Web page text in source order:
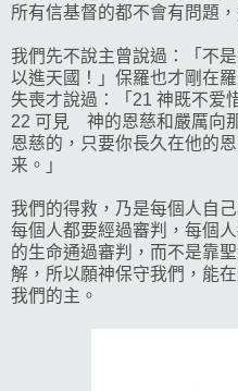
所有信基督的都不會有問題
我們先不說主曾說過：「不
以進天國！」保羅也才剛在
失喪才說過：「21 神既不爱
22 可見 神的恩慈和嚴厲向
恩慈的，只要你長久在他的
来。」
我們的得救，乃是每個人自
每個人都要經過審判，每個
的生命通過審判，而不是靠
解，所以願神保守我們，能
我們的主。